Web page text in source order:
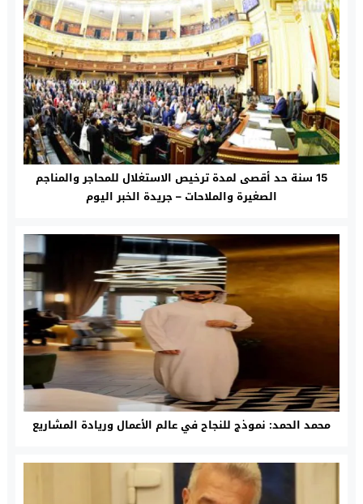
15 سنة حد أقصى لمدة ترخيص الاستغلال للمحاجر والمناجم
الصغيرة والملاحات – جريدة الخبر اليوم
محمد الحمد: نموذج للنجاح في عالم الأعمال وريادة المشاريع